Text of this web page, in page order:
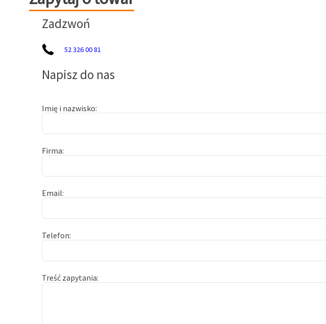
Zadzwoń
52 326 00 81
Napisz do nas
Imię i nazwisko
Firma
Email
Telefon
Treść zapytania